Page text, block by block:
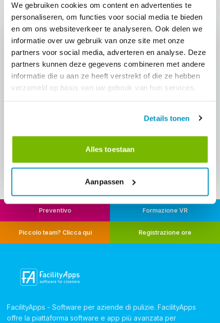
We gebruiken cookies om content en advertenties te
personaliseren, om functies voor social media te bieden
en om ons websiteverkeer te analyseren. Ook delen we
informatie over uw gebruik van onze site met onze
partners voor social media, adverteren en analyse. Deze
partners kunnen deze gegevens combineren met andere
informatie die u aan ze heeft verstrekt of die ze hebben
verzameld op basis van uw gebruik van hun services.
Details tonen
Alles toestaan
Aanpassen
Interested in: "Gestione della flotta di
carrelli"?
Contact us
Preventivo Formazione VR
Piccolo team? Clicca qui Registrazione ore
FacilityApps - Software per aziende di pulizie. FacilityApps
offre la piattaforma software e app più avanzata per